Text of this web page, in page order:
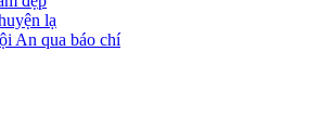
lạ
An qua báo chí